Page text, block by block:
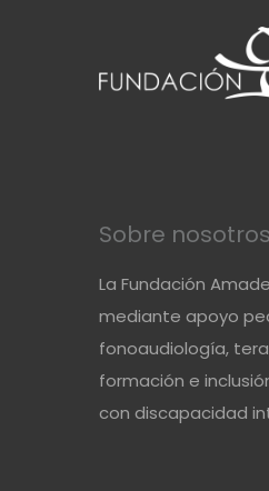
Sobre nosotros
La Fundación
mediante apoyo
fonoaudiología,
formación e
con discapacidad